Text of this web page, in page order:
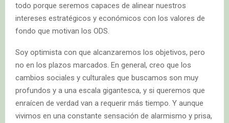
todo porque seremos capaces de alinear nuestros
intereses estratégicos y económicos con los valores de
fondo que motivan los ODS.
Soy optimista con que alcanzaremos los objetivos, pero
no en los plazos marcados. En general, creo que los
cambios sociales y culturales que buscamos son muy
profundos y a una escala gigantesca, y si queremos que
enraícen de verdad van a requerir más tiempo. Y aunque
vivimos en una constante sensación de alarmismo y prisa,